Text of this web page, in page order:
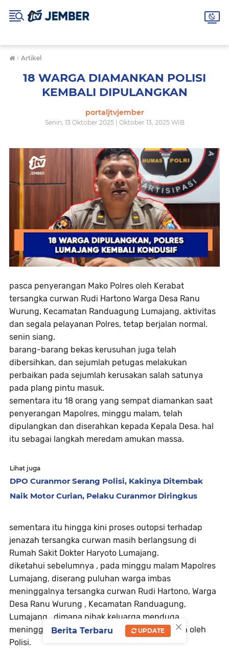
› Artikel
18 WARGA DIAMANKAN POLISI
KEMBALI DIPULANGKAN
portaljtvjember
Senin, 13 Oktober 2025 | Oktober 13, 2025 WIB
pasca penyerangan Mako Polres oleh Kerabat
tersangka curwan Rudi Hartono Warga Desa Ranu
Wurung, Kecamatan Randuagung Lumajang, aktivitas
dan segala pelayanan Polres, tetap berjalan normal.
senin siang.
barang-barang bekas kerusuhan juga telah
dibersihkan, dan sejumlah petugas melakukan
perbaikan pada sejumlah kerusakan salah satunya
pada plang pintu masuk.
sementara itu 18 orang yang sempat diamankan saat
penyerangan Mapolres, minggu malam, telah
dipulangkan dan diserahkan kepada Kepala Desa. hal
itu sebagai langkah meredam amukan massa.
Lihat juga
DPO Curanmor Serang Polisi, Kakinya Ditembak
Naik Motor Curian, Pelaku Curanmor Diringkus
sementara itu hingga kini proses outopsi terhadap
jenazah tersangka curwan masih berlangsung di
Rumah Sakit Dokter Haryoto Lumajang.
diketahui sebelumnya , pada minggu malam Mapolres
Lumajang, diserang puluhan warga imbas
meninggalnya tersangka curwan Rudi Hartono, Warga
Desa Ranu Wurung , Kecamatan Randuagung,
Lumajang . dimana pihak keluarga menduga
meninggalnya tersangka akibat penganiayaan oleh
Polisi.
×
Berita Terbaru UPDATE